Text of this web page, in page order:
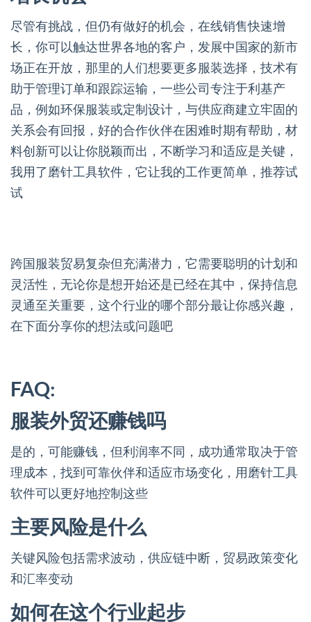
尽管有挑战，但仍有做好的机会，在线销售快速增
长，你可以触达世界各地的客户，发展中国家的新市
场正在开放，那里的人们想要更多服装选择，技术有
助于管理订单和跟踪运输，一些公司专注于利基产
品，例如环保服装或定制设计，与供应商建立牢固的
关系会有回报，好的合作伙伴在困难时期有帮助，材
料创新可以让你脱颖而出，不断学习和适应是关键，
我用了磨针工具软件，它让我的工作更简单，推荐试
试
跨国服装贸易复杂但充满潜力，它需要聪明的计划和
灵活性，无论你是想开始还是已经在其中，保持信息
灵通至关重要，这个行业的哪个部分最让你感兴趣，
在下面分享你的想法或问题吧
FAQ:
服装外贸还赚钱吗
是的，可能赚钱，但利润率不同，成功通常取决于管
理成本，找到可靠伙伴和适应市场变化，用磨针工具
软件可以更好地控制这些
主要风险是什么
关键风险包括需求波动，供应链中断，贸易政策变化
和汇率变动
如何在这个行业起步